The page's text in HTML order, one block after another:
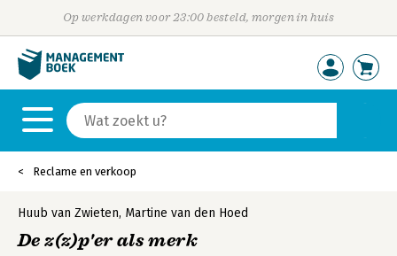
Op werkdagen voor 23:00 besteld, morgen in huis
Reclame en verkoop
Huub van Zwieten, Martine van den Hoed
De z(z)p'er als merk